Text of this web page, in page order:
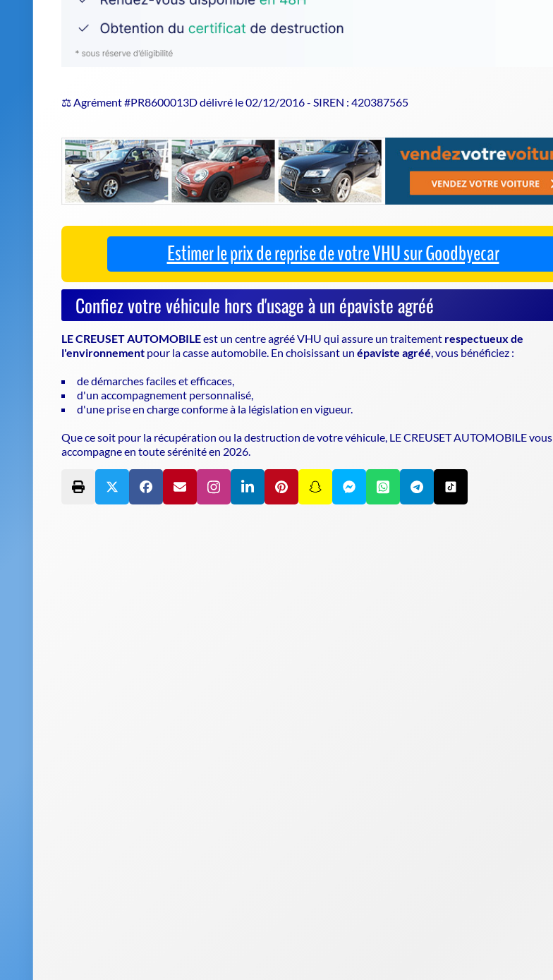
⚖️ Agrément #PR8600013D délivré le 02/12/2016 - SIREN : 420387565
Estimer le prix de reprise de votre VHU sur Goodbyecar
Confiez votre véhicule hors d'usage à un épaviste agréé
LE CREUSET AUTOMOBILEest un centre agréé VHU qui assure un traitement respectueux de
l'environnement pour la casse automobile. En choisissant un épaviste agréé, vous bénéficiez :
de démarches faciles et efficaces,
d'un accompagnement personnalisé,
d'une prise en charge conforme à la législation en vigueur.
Que ce soit pour la récupération ou la destruction de votre véhicule, LE CREUSET AUTOMOBILE vous
accompagne en toute sérénité en 2026.